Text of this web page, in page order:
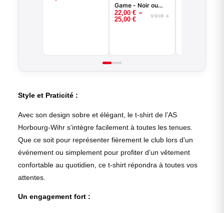
Game - Noir ou
Blanc -
BASKETBALL
22,00 € –
25,00 € VOIR →
Style et Praticité :
Avec son design sobre et élégant, le t-shirt de l’AS
Horbourg-Wihr s’intègre facilement à toutes les tenues.
Que ce soit pour représenter fièrement le club lors d’un
événement ou simplement pour profiter d’un vêtement
confortable au quotidien, ce t-shirt répondra à toutes vos
attentes.
Un engagement fort :